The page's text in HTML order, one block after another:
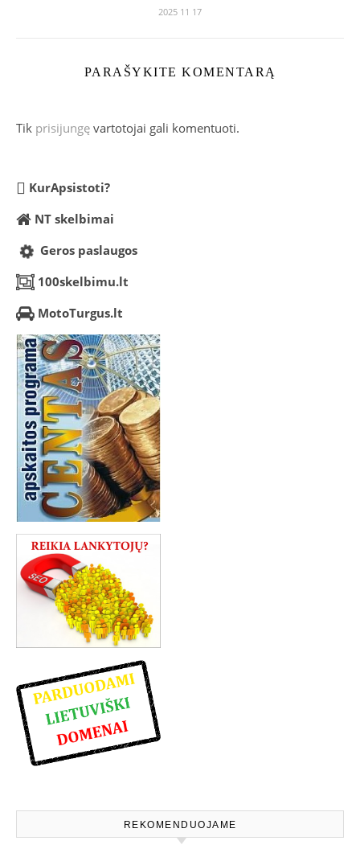
2025 11 17
PARAŠYKITE KOMENTARĄ
Tik prisijungę vartotojai gali komentuoti.
KurApsistoti?
NT skelbimai
Geros paslaugos
100skelbimu.lt
MotoTurgus.lt
REKOMENDUOJAME